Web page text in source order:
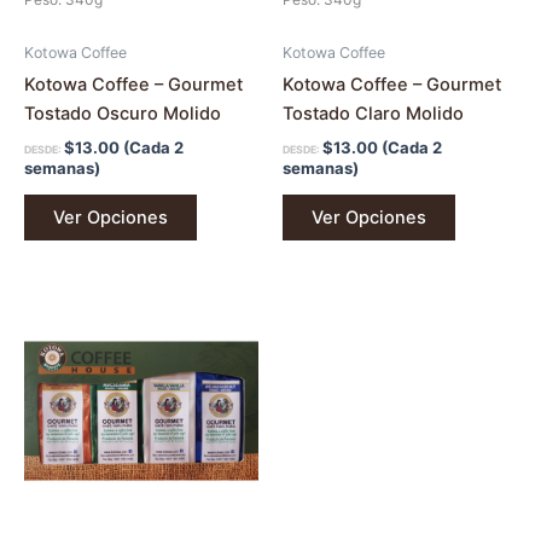
Kotowa Coffee
Kotowa Coffee – Gourmet
Tostado Oscuro Molido
DESDE: $13.00 (Cada 2
semanas)
Ver Opciones
página
de
Kotowa Coffee
Kotowa Coffee – Gourmet
Tostado Claro Molido
DESDE: $13.00 (Cada 2
semanas)
Ver Opciones
página
de